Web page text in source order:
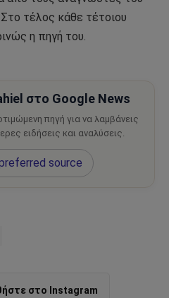
τέλος κάθε τέτοιου
η πηγή του.
στο Google News
πηγή για να λαμβάνεις
ειδήσεις και αναλύσεις.
source
στο Instagram